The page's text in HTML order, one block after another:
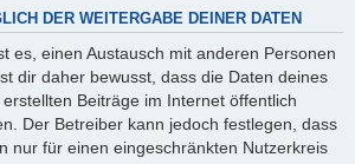
DER WEITERGABE DEINER DATEN
es, einen Austausch mit anderen Personen
dir daher bewusst, dass die Daten deines
Beiträge im Internet öffentlich
Der Betreiber kann jedoch festlegen, dass
nur für einen eingeschränkten Nutzerkreis